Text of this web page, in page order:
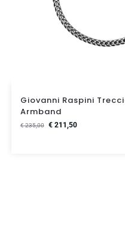
Giovanni Raspini
Armband
€235,00 €211,50